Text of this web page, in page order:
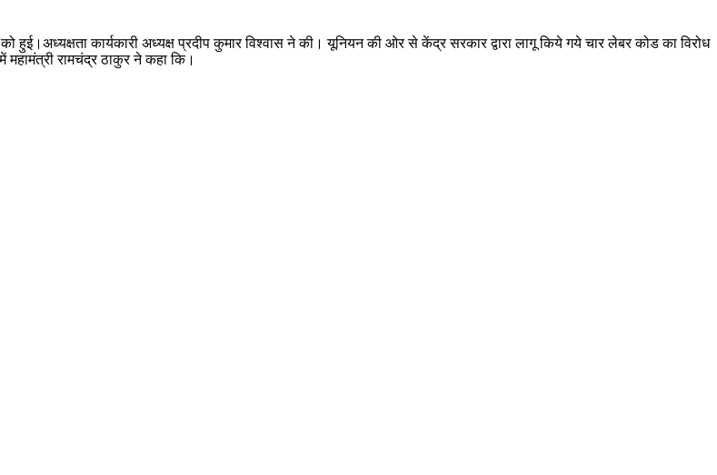
हुई।अध्यक्षता कार्यकारी अध्यक्ष प्रदीप कुमार विश्वास ने की। यूनियन की ओर से केंद्र सरकार द्वारा लागू किये गये चार लेबर कोड का विरोध
रामचंद्र ठाकुर ने कहा कि।